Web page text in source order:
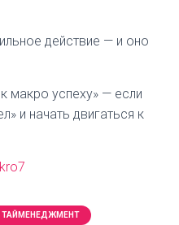
действие — и оно
макро успеху» — если
и начать двигаться к
ТАЙМЕНЕДЖМЕНТ